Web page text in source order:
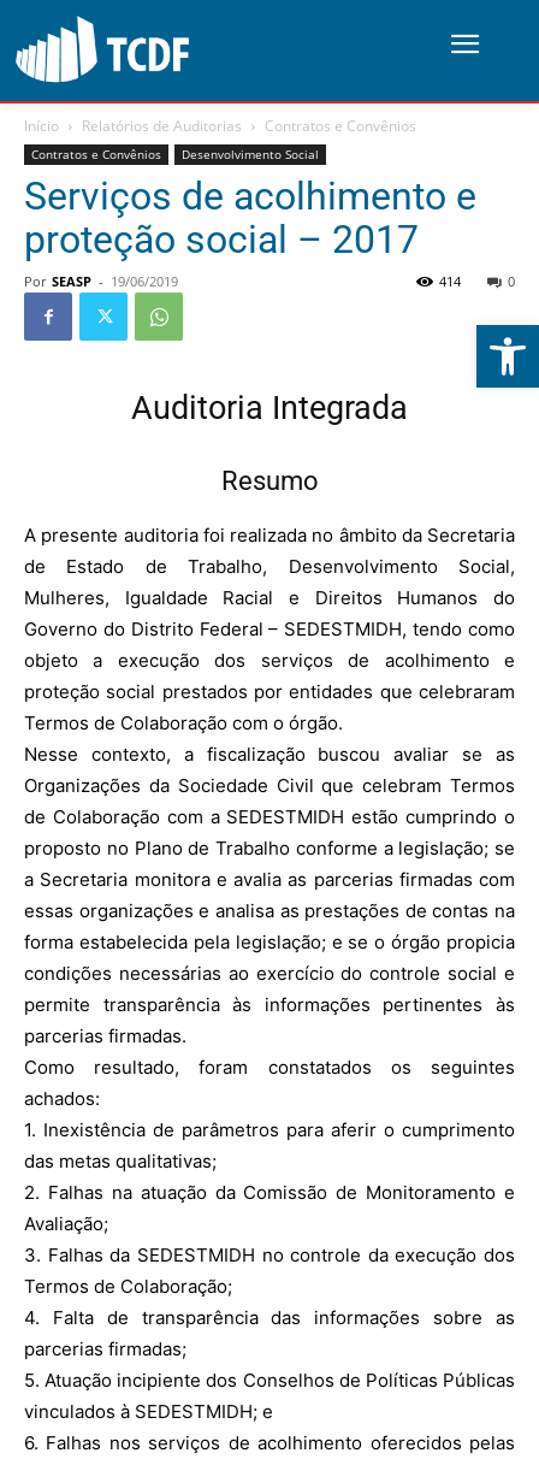
Abrir
Início Relatórios de Auditorias Contratos e Convênios
Contratos e Convênios Desenvolvimento Social
Serviços de acolhimento e
proteção social – 2017
Por SEASP - 19/06/2019 0
414
Auditoria Integrada
Resumo
A presente auditoria foi realizada no âmbito da Secretaria
de Estado de Trabalho, Desenvolvimento Social,
Mulheres, Igualdade Racial e Direitos Humanos do
Governo do Distrito Federal – SEDESTMIDH, tendo como
objeto a execução dos serviços de acolhimento e
proteção social prestados por entidades que celebraram
Termos de Colaboração com o órgão.
Nesse contexto, a fiscalização buscou avaliar se as
Organizações da Sociedade Civil que celebram Termos
de Colaboração com a SEDESTMIDH estão cumprindo o
proposto no Plano de Trabalho conforme a legislação; se
a Secretaria monitora e avalia as parcerias firmadas com
essas organizações e analisa as prestações de contas na
forma estabelecida pela legislação; e se o órgão propicia
condições necessárias ao exercício do controle social e
permite transparência às informações pertinentes às
parcerias firmadas.
Como resultado, foram constatados os seguintes
achados:
1. Inexistência de parâmetros para aferir o cumprimento
das metas qualitativas;
2. Falhas na atuação da Comissão de Monitoramento e
Avaliação;
3. Falhas da SEDESTMIDH no controle da execução dos
Termos de Colaboração;
4. Falta de transparência das informações sobre as
parcerias firmadas;
5. Atuação incipiente dos Conselhos de Políticas Públicas
vinculados à SEDESTMIDH; e
6. Falhas nos serviços de acolhimento oferecidos pelas